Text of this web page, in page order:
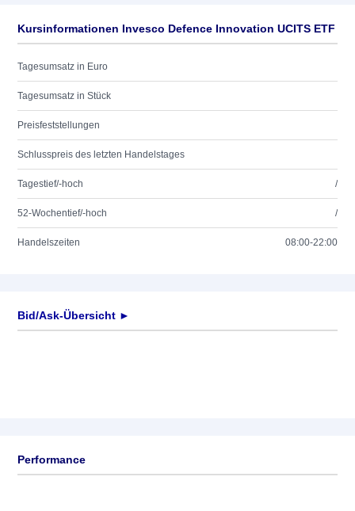
Kursinformationen Invesco Defence Innovation UCITS ETF
Tagesumsatz in Euro
Tagesumsatz in Stück
Preisfeststellungen
Schlusspreis des letzten Handelstages
Tagestief/-hoch /
52-Wochentief/-hoch /
Handelszeiten 08:00-22:00
Bid/Ask-Übersicht ►
Performance